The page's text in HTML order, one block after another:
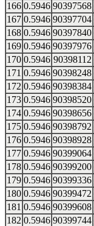
166 0.5946 90397568
167 0.5946 90397704
168 0.5946 90397840
169 0.5946 90397976
170 0.5946 90398112
171 0.5946 90398248
172 0.5946 90398384
173 0.5946 90398520
174 0.5946 90398656
175 0.5946 90398792
176 0.5946 90398928
177 0.5946 90399064
178 0.5946 90399200
179 0.5946 90399336
180 0.5946 90399472
181 0.5946 90399608
182 0.5946 90399744